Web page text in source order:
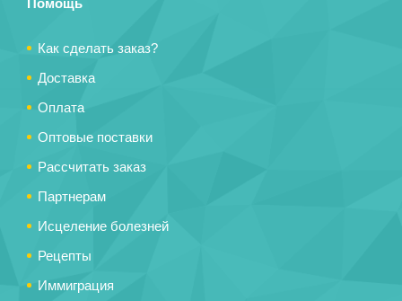
Помощь
Как сделать заказ?
Доставка
Оплата
Оптовые поставки
Рассчитать заказ
Партнерам
Исцеление болезней
Рецепты
Иммиграция